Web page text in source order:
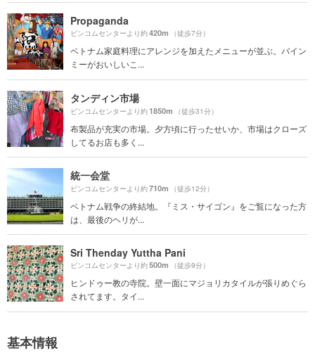
Propaganda
ビンコムセンターより約420m （徒歩7分）
ベトナム家庭料理にアレンジを加えたメニューが並ぶ。バイン
ミーがおいしいこ...
タンディン市場
ビンコムセンターより約1850m （徒歩31分）
布製品が充実の市場。夕方頃に行ったせいか、市場はクローズ
してるお店も多く...
統一会堂
ビンコムセンターより約710m （徒歩12分）
ベトナム戦争の終結地。『ミス・サイゴン』をご覧になった方
は、最後のヘリが...
Sri Thenday Yuttha Pani
ビンコムセンターより約500m （徒歩9分）
ヒンドゥー教の寺院。壁一面にマジョリカタイルが張りめぐら
されてます。タイ...
基本情報